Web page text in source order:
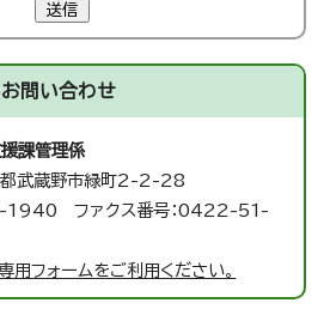
送信
お問い合わせ
課管理係
武蔵野市緑町2-2-28
1940 ファクス番号：0422-51-
用フォームをご利用ください。